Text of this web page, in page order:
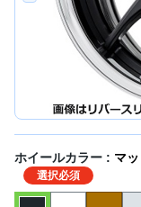
ホイールカラー : マ
選択必須